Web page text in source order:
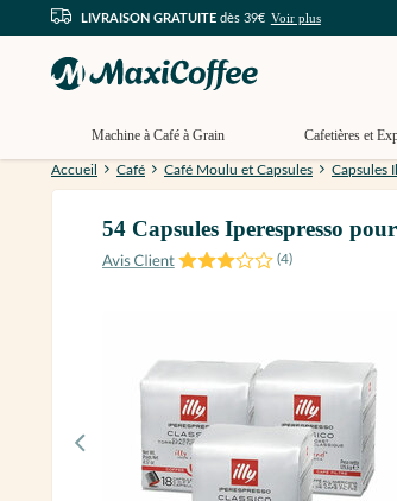
LIVRAISON GRATUITE dès 39€ Voir plus
Machine à Café à Grain Cafetières et
Accueil Café Café Moulu et Capsules Capsules
54 Capsules Iperespresso
(4)